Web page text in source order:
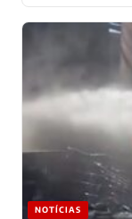
NOTÍCIAS